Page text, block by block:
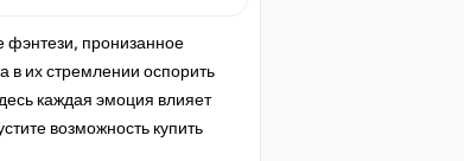
пронизанное
в их стремлении оспорить
каждая эмоция влияет
возможность купить